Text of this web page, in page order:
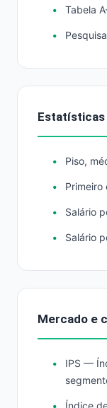
Tabela
Estatísticas
Piso,
Primeiro
Salário
Salário
Mercado e
IPS —
Índice